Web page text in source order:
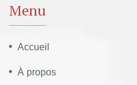
Menu
Accueil
À propos